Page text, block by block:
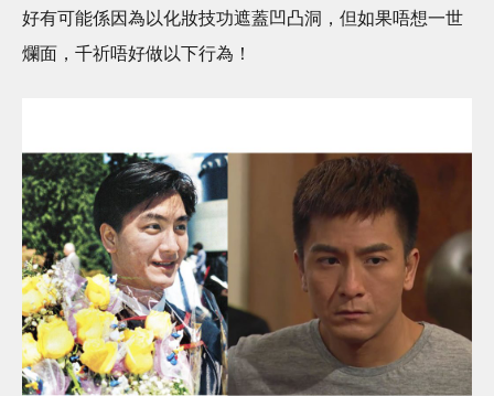
好有可能係因為以化妝技功遮蓋凹凸洞，但如果唔想一世
爛面，千祈唔好做以下行為！